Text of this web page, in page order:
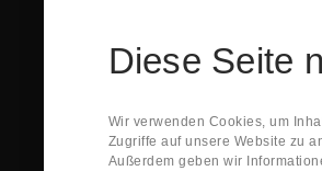
Diese Seite
Wir verwenden Cookies, um
Zugriffe auf unsere Website zu
Außerdem geben wir